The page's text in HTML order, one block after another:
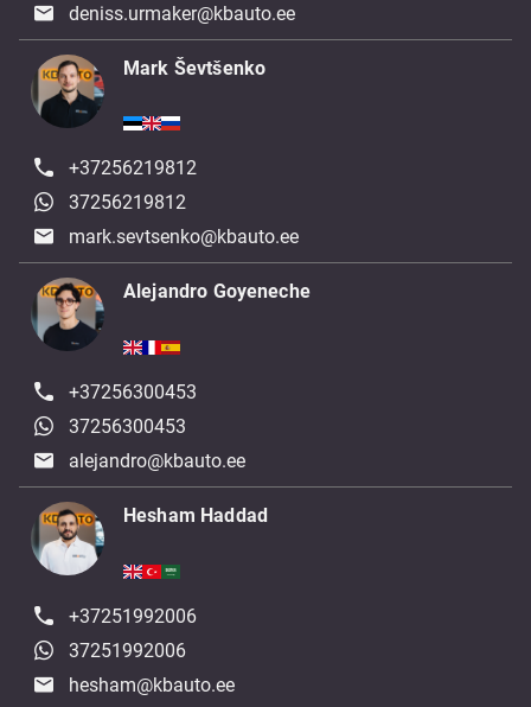
deniss.urmaker@kbauto.ee
Mark Ševtšenko
+37256219812
37256219812
mark.sevtsenko@kbauto.ee
Alejandro Goyeneche
+37256300453
37256300453
alejandro@kbauto.ee
Hesham Haddad
+37251992006
37251992006
hesham@kbauto.ee